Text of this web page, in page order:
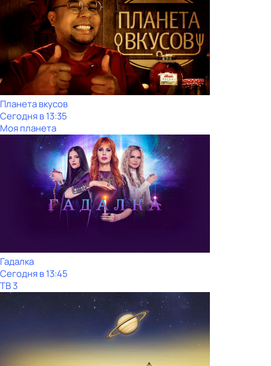
Планета вкусов
Сегодня в 13:35
Моя планета
Гадалка
Сегодня в 13:45
ТВ 3